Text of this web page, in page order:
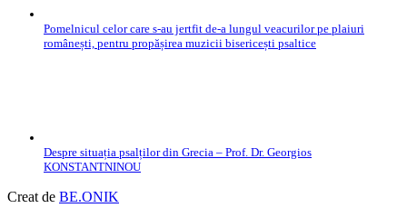
Pomelnicul celor care s-au jertfit de-a lungul veacurilor pe plaiuri
românești, pentru propășirea muzicii bisericești psaltice
Despre situația psalților din Grecia – Prof. Dr. Georgios
KONSTANTNINOU
Creat de BE.ONIK